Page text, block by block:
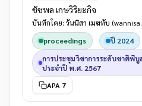
ชัชพล เกษวิริยะกิจ
บันทึกโดย: วันนิสา เมฆทับ
proceedings
ปี 2024
การประชุมวิชาการระดับชาติพิบู
ประจำปี พ.ศ. 2567
APA 7